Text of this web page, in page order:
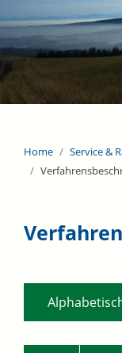
Home Service &